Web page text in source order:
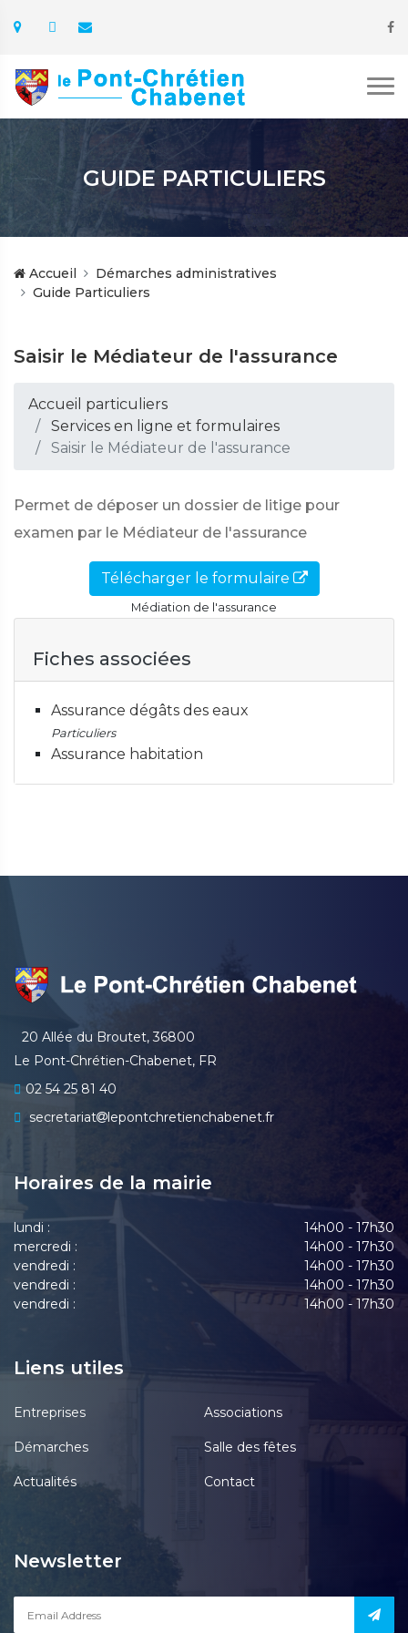
GUIDE PARTICULIERS
Accueil
Démarches administratives
Guide Particuliers
Saisir le Médiateur de l'assurance
Accueil particuliers
Services en ligne et formulaires
Saisir le Médiateur de l'assurance
Permet de déposer un dossier de litige pour
examen par le Médiateur de l'assurance
Télécharger le formulaire
Médiation de l'assurance
Fiches associées
Assurance dégâts des eaux
Particuliers
Assurance habitation
20 Allée du Broutet, 36800
Le Pont-Chrétien-Chabenet, FR
02 54 25 81 40
secretariat
lepontchretienchabenet.fr
Horaires de la mairie
lundi :
14h00 - 17h30
mercredi :
14h00 - 17h30
vendredi :
14h00 - 17h30
vendredi :
14h00 - 17h30
vendredi :
14h00 - 17h30
Liens utiles
Entreprises Associations
Démarches Salle des fêtes
Actualités Contact
Newsletter